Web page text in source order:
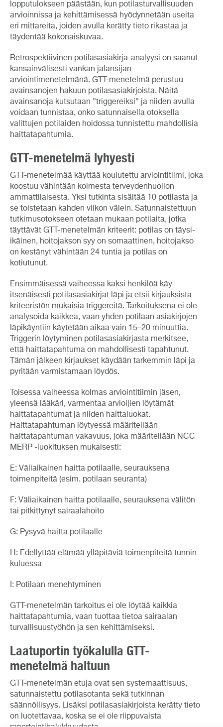
lopputulokseen päästään, kun potilasturvallisuuden
arvioinnissa ja kehittämisessä hyödynnetään useita
eri mittareita, joiden avulla kerätty tieto rikastaa ja
täydentää kokonaiskuvaa.
Retrospektiivinen potilasasiakirja-analyysi on saanut
kansainvälisesti vankan jalansijan
arviointimenetelmänä. GTT-menetelmä perustuu
avainsanojen hakuun potilasasiakirjoista. Näitä
avainsanoja kutsutaan ”triggereiksi” ja niiden avulla
voidaan tunnistaa, onko satunnaisella otoksella
valittujen potilaiden hoidossa tunnistettu mahdollisia
haittatapahtumia.
GTT-menetelmä lyhyesti
GTT-menetelmää käyttää koulutettu arviointitiimi, joka
koostuu vähintään kolmesta terveydenhuollon
ammattilaisesta. Yksi tutkinta sisältää 10 potilasta ja
se toistetaan kahden viikon välein. Satunnaistettuun
tutkimusotokseen otetaan mukaan potilaita, jotka
täyttävät GTT-menetelmän kriteerit: potilas on täysi-
ikäinen, hoitojakson syy on somaattinen, hoitojakso
on kestänyt vähintään 24 tuntia ja potilas on
kotiutunut.
Ensimmäisessä vaiheessa kaksi henkilöä käy
itsenäisesti potilasasiakirjat läpi ja etsii kirjauksista
kriteeristön mukaisia triggereitä. Tarkoituksena ei ole
analysoida kaikkea, vaan yhden potilaan asiakirjojen
läpikäyntiin käytetään aikaa vain 15–20 minuuttia.
Triggerin löytyminen potilasasiakirjasta merkitsee,
että haittatapahtuma on mahdollisesti tapahtunut.
Tämän jälkeen kirjaukset käydään tarkemmin läpi ja
pyritään varmistamaan löydös.
Toisessa vaiheessa kolmas arviointitiimin jäsen,
yleensä lääkäri, varmentaa arvioijien löytämät
haittatapahtumat ja niiden haittaluokat.
Haittatapahtuman löytyessä määritellään
haittatapahtuman vakavuus, joka määritellään NCC
MERP -luokituksen mukaisesti:
E: Väliaikainen haitta potilaalle, seurauksena
toimenpiteitä (esim. potilaan seuranta)
F: Väliaikainen haitta potilaalle, seurauksena välitön
tai pitkittynyt sairaalahoito
G: Pysyvä haitta potilaalle
H: Edellyttää elämää ylläpitäviä toimenpiteitä tunnin
kuluessa
I: Potilaan menehtyminen
GTT-menetelmän tarkoitus ei ole löytää kaikkia
haittatapahtumia, vaan tuottaa tietoa sairaalan
turvallisuustyöhön ja sen kehittämiseksi.
Laatuportin työkalulla GTT-
menetelmä haltuun
GTT-menetelmän etuja ovat sen systemaattisuus,
satunnaistettu potilasotanta sekä tutkinnan
säännöllisyys. Lisäksi potilasasiakirjoista kerätty tieto
on luotettavaa, koska se ei ole riippuvaista